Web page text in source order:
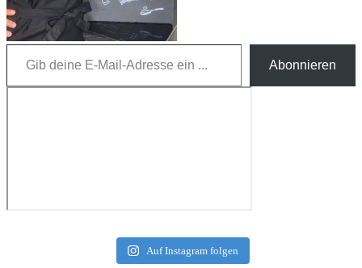
Gib deine E-Mail-Adresse ein ...
Abonnieren
Auf Instagram folgen